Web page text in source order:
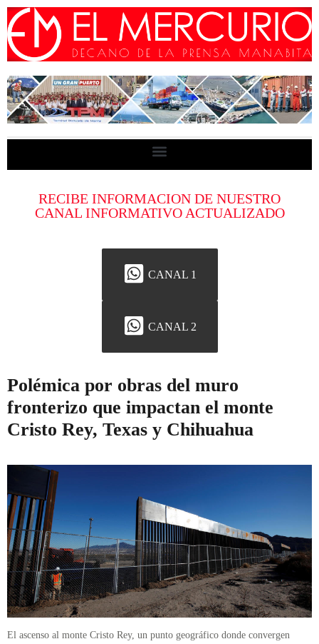
RECIBE INFORMACION DE NUESTRO
CANAL INFORMATIVO ACTUALIZADO
CANAL 1
CANAL 2
Polémica por obras del muro
fronterizo que impactan el monte
Cristo Rey, Texas y Chihuahua
El ascenso al monte Cristo Rey, un punto geográfico donde convergen